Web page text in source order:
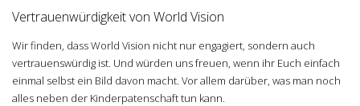
Vertrauenwürdigkeit von World Vision
Wir finden, dass World Vision nicht nur engagiert, sondern auch
vertrauenswürdig ist. Und würden uns freuen, wenn ihr Euch einfach
einmal selbst ein Bild davon macht. Vor allem darüber, was man noch
alles neben der Kinderpatenschaft tun kann.